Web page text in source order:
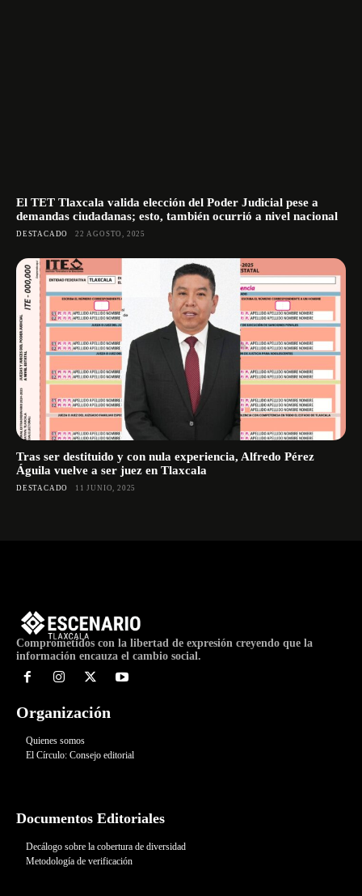
El TET Tlaxcala valida elección del Poder Judicial pese a
demandas ciudadanas; esto, también ocurrió a nivel nacional
DESTACADO 22 AGOSTO, 2025
Tras ser destituido y con nula experiencia, Alfredo Pérez
Águila vuelve a ser juez en Tlaxcala
DESTACADO 11 JUNIO, 2025
Comprometidos con la libertad de expresión creyendo que la
información encauza el cambio social.
Organización
Quienes somos
El Círculo: Consejo editorial
Documentos Editoriales
Decálogo sobre la cobertura de diversidad
Metodología de verificación